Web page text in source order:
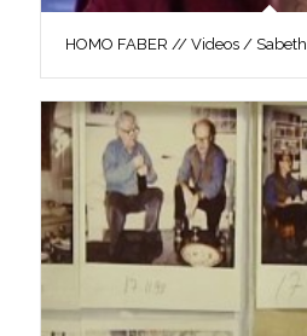
HOMO FABER // Videos / Sabeth